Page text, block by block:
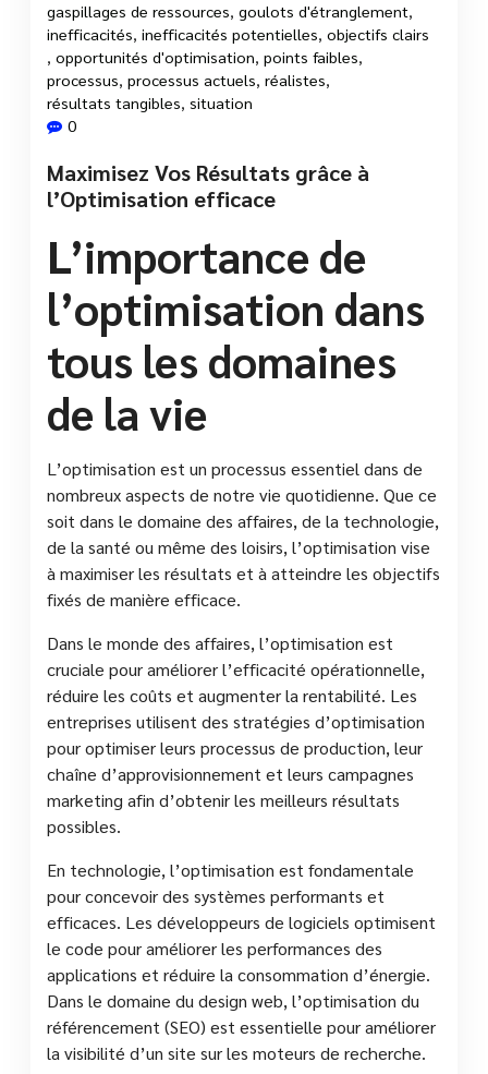
gaspillages de ressources, goulots d'étranglement,
inefficacités, inefficacités potentielles, objectifs clairs
, opportunités d'optimisation, points faibles,
processus, processus actuels, réalistes,
résultats tangibles, situation
0
Maximisez Vos Résultats grâce à
l’Optimisation efficace
L’importance de
l’optimisation dans
tous les domaines
de la vie
L’optimisation est un processus essentiel dans de
nombreux aspects de notre vie quotidienne. Que ce
soit dans le domaine des affaires, de la technologie,
de la santé ou même des loisirs, l’optimisation vise
à maximiser les résultats et à atteindre les objectifs
fixés de manière efficace.
Dans le monde des affaires, l’optimisation est
cruciale pour améliorer l’efficacité opérationnelle,
réduire les coûts et augmenter la rentabilité. Les
entreprises utilisent des stratégies d’optimisation
pour optimiser leurs processus de production, leur
chaîne d’approvisionnement et leurs campagnes
marketing afin d’obtenir les meilleurs résultats
possibles.
En technologie, l’optimisation est fondamentale
pour concevoir des systèmes performants et
efficaces. Les développeurs de logiciels optimisent
le code pour améliorer les performances des
applications et réduire la consommation d’énergie.
Dans le domaine du design web, l’optimisation du
référencement (SEO) est essentielle pour améliorer
la visibilité d’un site sur les moteurs de recherche.